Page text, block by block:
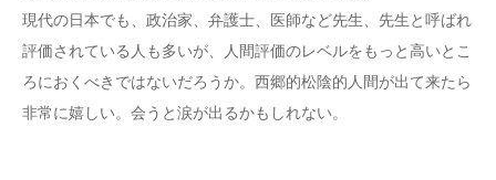
現代の日本でも、政治家、弁護士、医師など先生、先生と呼ばれ
評価されている人も多いが、人間評価のレベルをもっと高いとこ
ろにおくべきではないだろうか。西郷的松陰的人間が出て来たら
非常に嬉しい。会うと涙が出るかもしれない。